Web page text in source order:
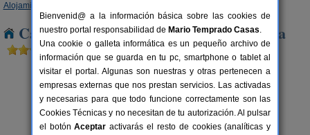
Alojamientos
Casas Rurales en Ciutadella de Menorca
Bienvenid@ a la información básica sobre las cookies de
nuestro portal responsabilidad de Mario Temprado Casas.
Una cookie o galleta informática es un pequeño archivo de
información que se guarda en tu pc, smartphone o tablet al
visitar el portal. Algunas son nuestras y otras pertenecen a
empresas externas que nos prestan servicios. Las activadas
y necesarias para que todo funcione correctamente son las
Cookies Técnicas y no necesitan de tu autorización. Al pulsar
el botónAceptar activarás el resto de cookies (analíticas y